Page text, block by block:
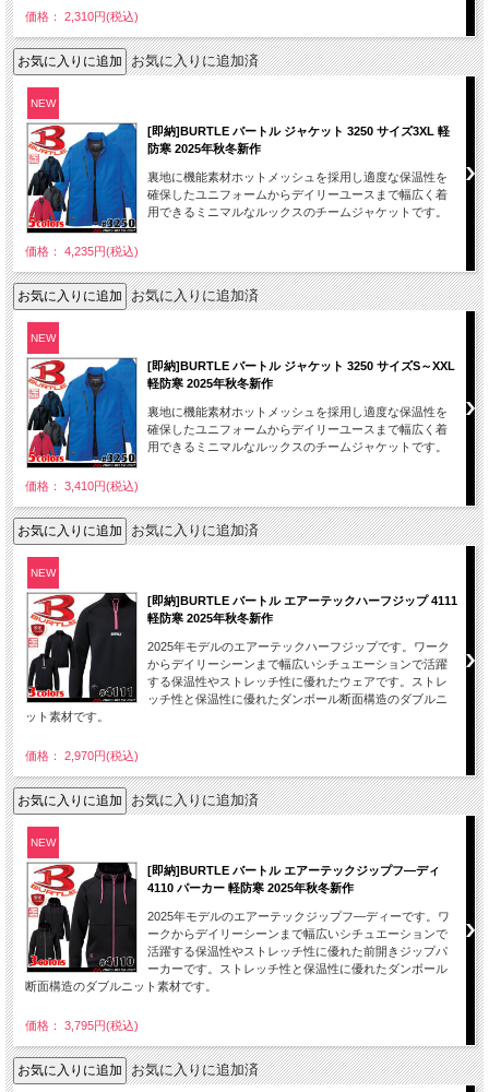
価格： 2,310円(税込)
お気に入りに追加済
NEW
[即納]BURTLE バートル ジャケット 3250 サイズ3XL 軽
防寒 2025年秋冬新作
裏地に機能素材ホットメッシュを採用し適度な保温性を
確保したユニフォームからデイリーユースまで幅広く着
用できるミニマルなルックスのチームジャケットです。
価格： 4,235円(税込)
お気に入りに追加済
NEW
[即納]BURTLE バートル ジャケット 3250 サイズS～XXL
軽防寒 2025年秋冬新作
裏地に機能素材ホットメッシュを採用し適度な保温性を
確保したユニフォームからデイリーユースまで幅広く着
用できるミニマルなルックスのチームジャケットです。
価格： 3,410円(税込)
お気に入りに追加済
NEW
[即納]BURTLE バートル エアーテックハーフジップ 4111
軽防寒 2025年秋冬新作
2025年モデルのエアーテックハーフジップです。ワーク
からデイリーシーンまで幅広いシチュエーションで活躍
する保温性やストレッチ性に優れたウェアです。ストレ
ッチ性と保温性に優れたダンボール断面構造のダブルニ
ット素材です。
価格： 2,970円(税込)
お気に入りに追加済
NEW
[即納]BURTLE バートル エアーテックジップフ―ディ
4110 パーカー 軽防寒 2025年秋冬新作
2025年モデルのエアーテックジップフ―ディーです。ワ
ークからデイリーシーンまで幅広いシチュエーションで
活躍する保温性やストレッチ性に優れた前開きジップパ
ーカーです。ストレッチ性と保温性に優れたダンボール
断面構造のダブルニット素材です。
価格： 3,795円(税込)
お気に入りに追加済